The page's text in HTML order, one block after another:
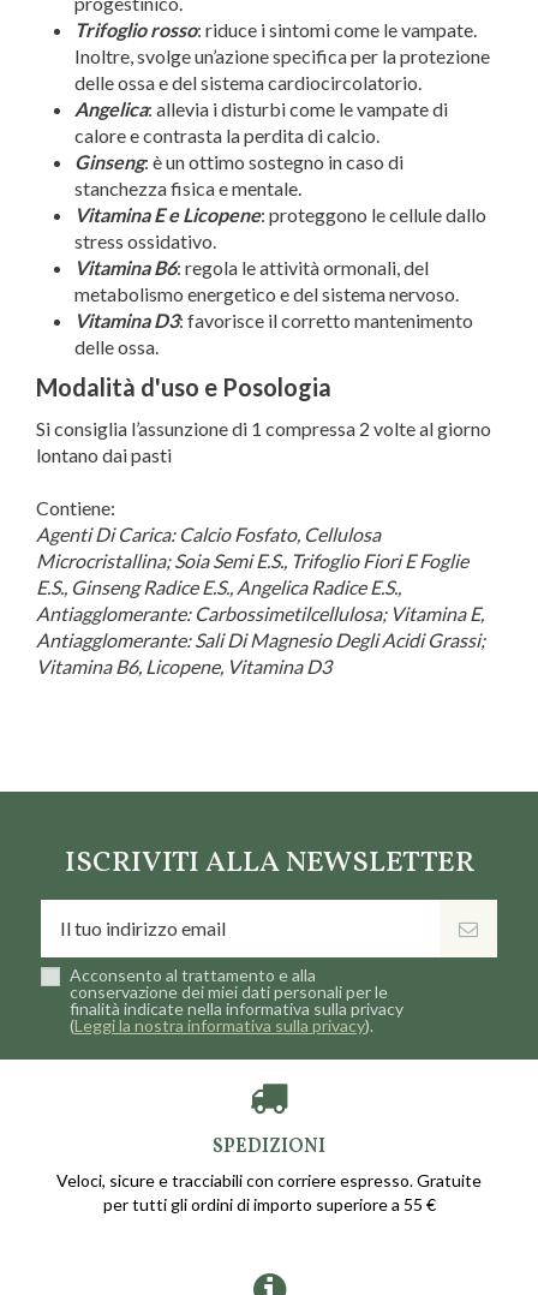
Trifoglio rosso: riduce i sintomi come le vampate.
Inoltre, svolge un’azione specifica per la protezione
delle ossa e del sistema cardiocircolatorio.
Angelica: allevia i disturbi come le vampate di
calore e contrasta la perdita di calcio.
Ginseng: è un ottimo sostegno in caso di
stanchezza fisica e mentale.
Vitamina E e Licopene: proteggono le cellule dallo
stress ossidativo.
Vitamina B6: regola le attività ormonali, del
metabolismo energetico e del sistema nervoso.
Vitamina D3: favorisce il corretto mantenimento
delle ossa.
Modalità d'uso e Posologia
Si consiglia l’assunzione di 1 compressa 2 volte al giorno
lontano dai pasti
Contiene:
Agenti Di Carica: Calcio Fosfato, Cellulosa
Microcristallina; Soia Semi E.S., Trifoglio Fiori E Foglie
E.S., Ginseng Radice E.S., Angelica Radice E.S.,
Antiagglomerante: Carbossimetilcellulosa; Vitamina E,
Antiagglomerante: Sali Di Magnesio Degli Acidi Grassi;
Vitamina B6, Licopene, Vitamina D3
ISCRIVITI ALLA NEWSLETTER
Acconsento al trattamento e alla
conservazione dei miei dati personali per le
finalità indicate nella informativa sulla privacy
(Leggi la nostra informativa sulla privacy).
SPEDIZIONI
Veloci, sicure e tracciabili con corriere espresso. Gratuite
per tutti gli ordini di importo superiore a 55 €